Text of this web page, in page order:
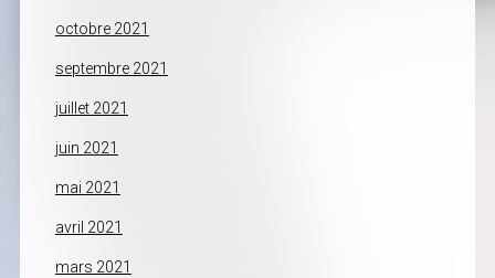
octobre 2021
septembre 2021
juillet 2021
juin 2021
mai 2021
avril 2021
mars 2021